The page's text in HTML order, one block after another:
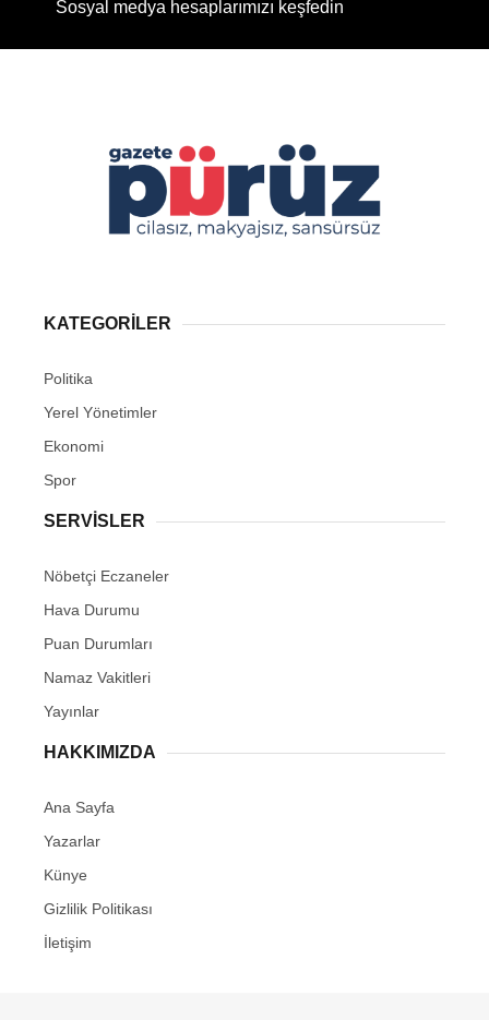
Sosyal medya hesaplarımızı keşfedin
KATEGORİLER
Politika
Yerel Yönetimler
Ekonomi
Spor
SERVİSLER
Nöbetçi Eczaneler
Hava Durumu
Puan Durumları
Namaz Vakitleri
Yayınlar
HAKKIMIZDA
Ana Sayfa
Yazarlar
Künye
Gizlilik Politikası
İletişim